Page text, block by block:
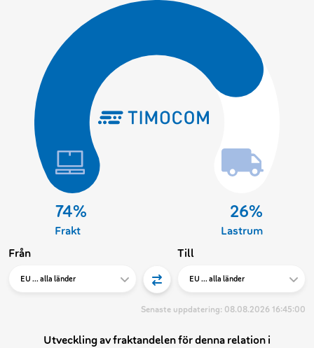
Från Till
Senaste uppdatering: 08.08.2026 16:45:00
Utveckling av fraktandelen för denna relation i